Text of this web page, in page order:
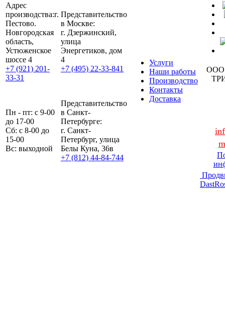
Адрес
производства:г.
Пестово.
Новгородская
область,
Устюженское
шоссе 4
+7 (921) 201-
33-31
Представительство
в Москве:
г. Дзержинский,
улица
Энергетиков, дом
4
+7 (495) 22-33-841
Услуги
Наши работы
Производство
Контакты
Доставка
ООО
Пн - пт: с 9-00
до 17-00
Сб: с 8-00 до
15-00
Вс: выходной
Представительство
в Санкт-
Петербурге:
г. Санкт-
Петербург, улица
Белы Куна, 36в
+7 (812) 44-84-744